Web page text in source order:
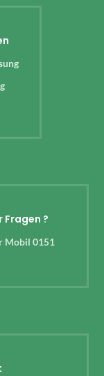
Fragen ?
Mobil 0151